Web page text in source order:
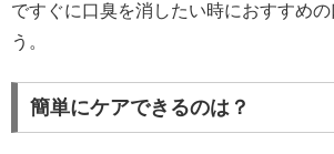
ですぐに口臭を消したい時におすすめの
う。
簡単にケアできるのは？